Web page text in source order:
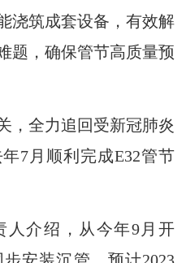
浇筑成套设备，有效解
题，确保管节高质量预
全力追回受新冠肺炎
7月顺利完成E32管节
介绍，从今年9月开